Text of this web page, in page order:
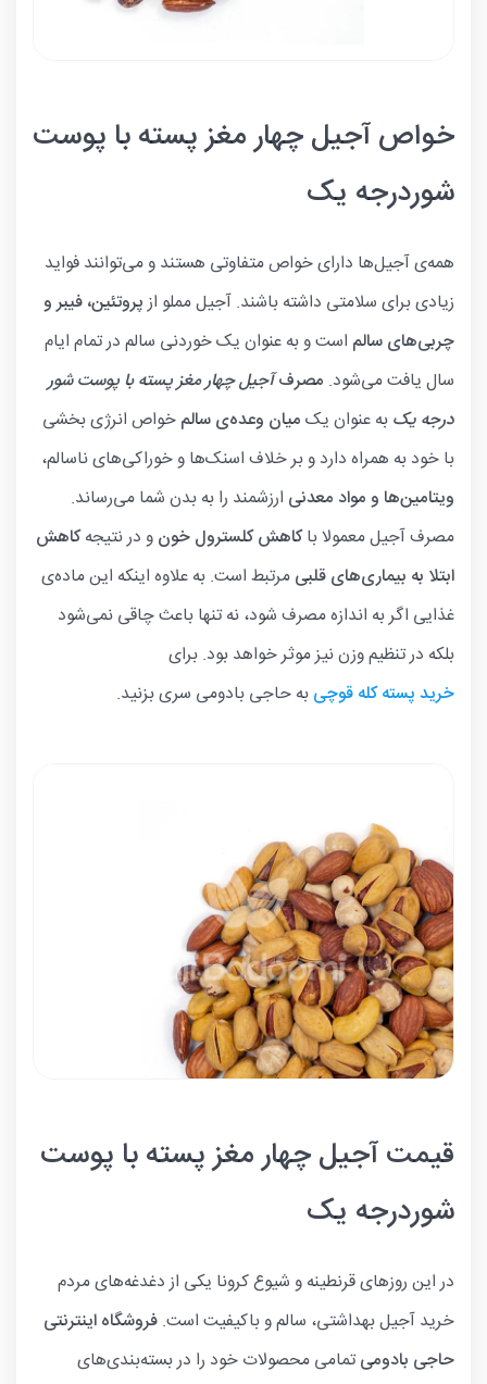
خواص آجیل چهار مغز پسته با پوست
شوردرجه یک
همه‌ی آجیل‌ها دارای خواص متفاوتی هستند و می‌توانند فواید
زیادی برای سلامتی داشته باشند. آجیل مملو ازپروتئین، فیبر و
چربی‌های سالم است و به عنوان یک خوردنی سالم در تمام ایام
سال یافت می‌شود. مصرفآجیلچهار مغز پسته با پوست شور
درجه یکبه عنوان یکمیان وعده‌ی سالمخواص انرژی بخشی
با خود به همراه دارد و بر خلاف اسنک‌ها و خوراکی‌های ناسالم،
ویتامین‌ها و مواد معدنی ارزشمند را به بدن شما می‌رساند.
مصرف آجیل معمولا باکاهش کلسترول خونو در نتیجهکاهش
ابتلا به بیماری‌های قلبیمرتبط است. به علاوه اینکه این ماده‌ی
غذایی اگر به اندازه مصرف شود، نه تنها باعث چاقی نمی‌شود
بلکه در تنظیم وزن نیز موثر خواهد بود. برای
خرید پسته کله قوچیبه حاجی بادومی سری بزنید.
قیمت آجیل چهار مغز پسته با پوست
شوردرجه یک
در این روزهای قرنطینه و شیوع کرونا یکی از دغدغه‌های مردم
خرید آجیل بهداشتی، سالم و باکیفیت است.فروشگاه اینترنتی
حاجی بادومیتمامی محصولات خود را در بسته‌بندی‌های